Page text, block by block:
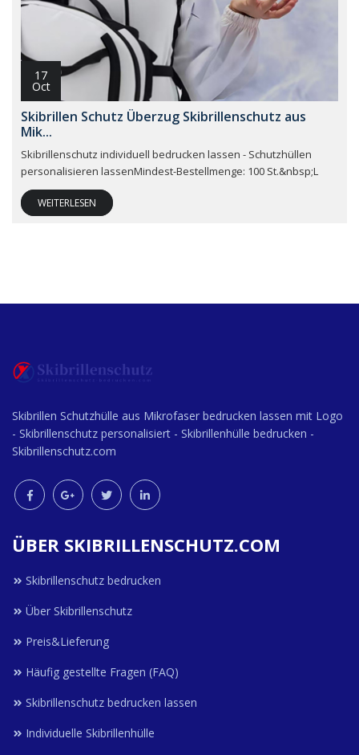
17
Oct
Skibrillen Schutz Überzug Skibrillenschutz aus
Mik...
Skibrillenschutz individuell bedrucken lassen - Schutzhüllen
personalisieren lassenMindest-Bestellmenge: 100 St.&nbsp;L
WEITERLESEN
Skibrillen Schutzhülle aus Mikrofaser bedrucken lassen mit Logo
- Skibrillenschutz personalisiert - Skibrillenhülle bedrucken -
Skibrillenschutz.com
ÜBER SKIBRILLENSCHUTZ.COM
Skibrillenschutz bedrucken
Über Skibrillenschutz
Preis&Lieferung
Häufig gestellte Fragen (FAQ)
Skibrillenschutz bedrucken lassen
Individuelle Skibrillenhülle